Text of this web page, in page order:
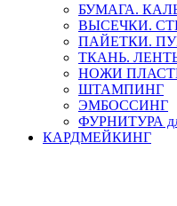
БУМАГА.
ВЫСЕЧКИ.
ПАЙЕТКИ.
ТКАНЬ.
НОЖИ
ШТАМПИНГ
ЭМБОССИНГ
ФУРНИТУРА
КАРДМЕЙКИНГ